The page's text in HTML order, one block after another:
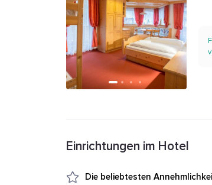
Einrichtungen im Hotel
Die beliebtesten